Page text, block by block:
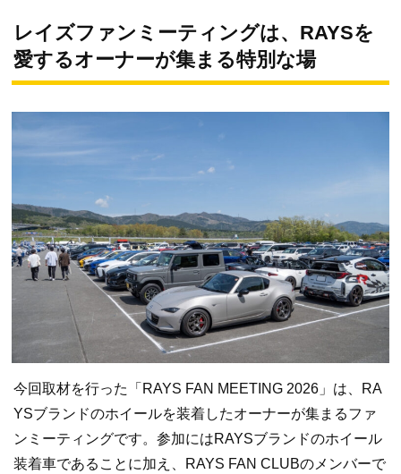
レイズファンミーティングは、RAYSを
愛するオーナーが集まる特別な場
今回取材を行った「RAYS FAN MEETING 2026」は、RA
YSブランドのホイールを装着したオーナーが集まるファ
ンミーティングです。参加にはRAYSブランドのホイール
装着車であることに加え、RAYS FAN CLUBのメンバーで